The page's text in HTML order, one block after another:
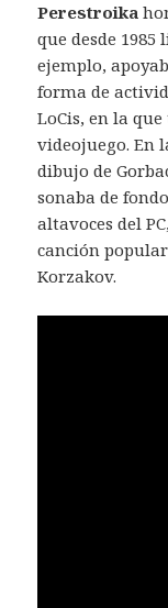
Perestroika
que desde
ejemplo,
forma de
LoCis, en la
videojuego. En
dibujo de
sonaba de
altavoces del
canción
Korzakov.